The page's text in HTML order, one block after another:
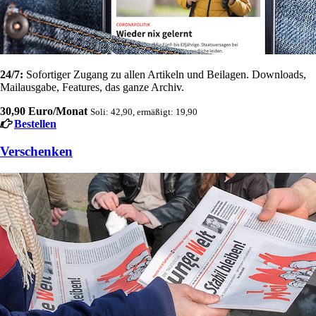
24/7: Sofortiger Zugang zu allen Artikeln und Beilagen. Downloads,
Mailausgabe, Features, das ganze Archiv.
30,90 Euro/Monat Soli: 42,90, ermäßigt: 19,90
Bestellen
Verschenken